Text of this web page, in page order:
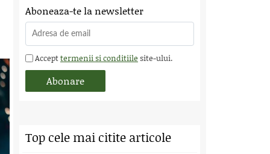
Aboneaza-te la newsletter
Accepttermenii si conditiile site-ului.
Top cele mai citite articole